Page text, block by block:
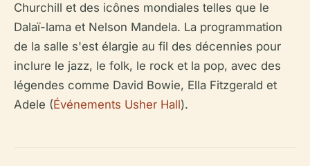
Churchill et des icônes mondiales telles que le
Dalaï-lama et Nelson Mandela. La programmation
de la salle s'est élargie au fil des décennies pour
inclure le jazz, le folk, le rock et la pop, avec des
légendes comme David Bowie, Ella Fitzgerald et
Adele (Événements Usher Hall).